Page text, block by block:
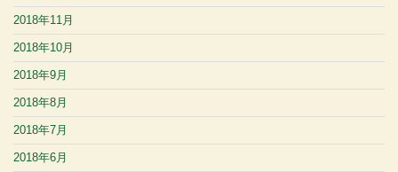
2018年11月
2018年10月
2018年9月
2018年8月
2018年7月
2018年6月